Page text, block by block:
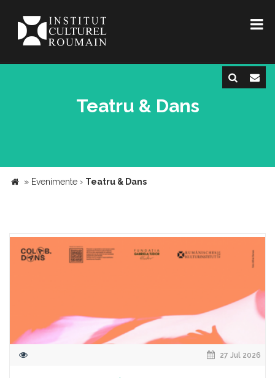
Teatru & Dans
» Evenimente › Teatru & Dans
27 Jul 2026